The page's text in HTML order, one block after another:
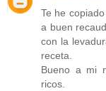
Te he
a buen
con la
receta.
Bueno a mi
ricos.